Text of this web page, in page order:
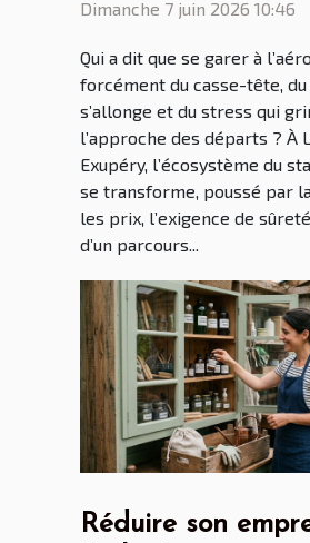
Dimanche 7 juin 2026 10:46
Qui a dit que se garer à
forcément du casse-tête,
s’allonge et du stress qui
l’approche des départs ? À
Exupéry, l’écosystème du
se transforme, poussé par
les prix, l’exigence de
d’un parcours...
Réduire son